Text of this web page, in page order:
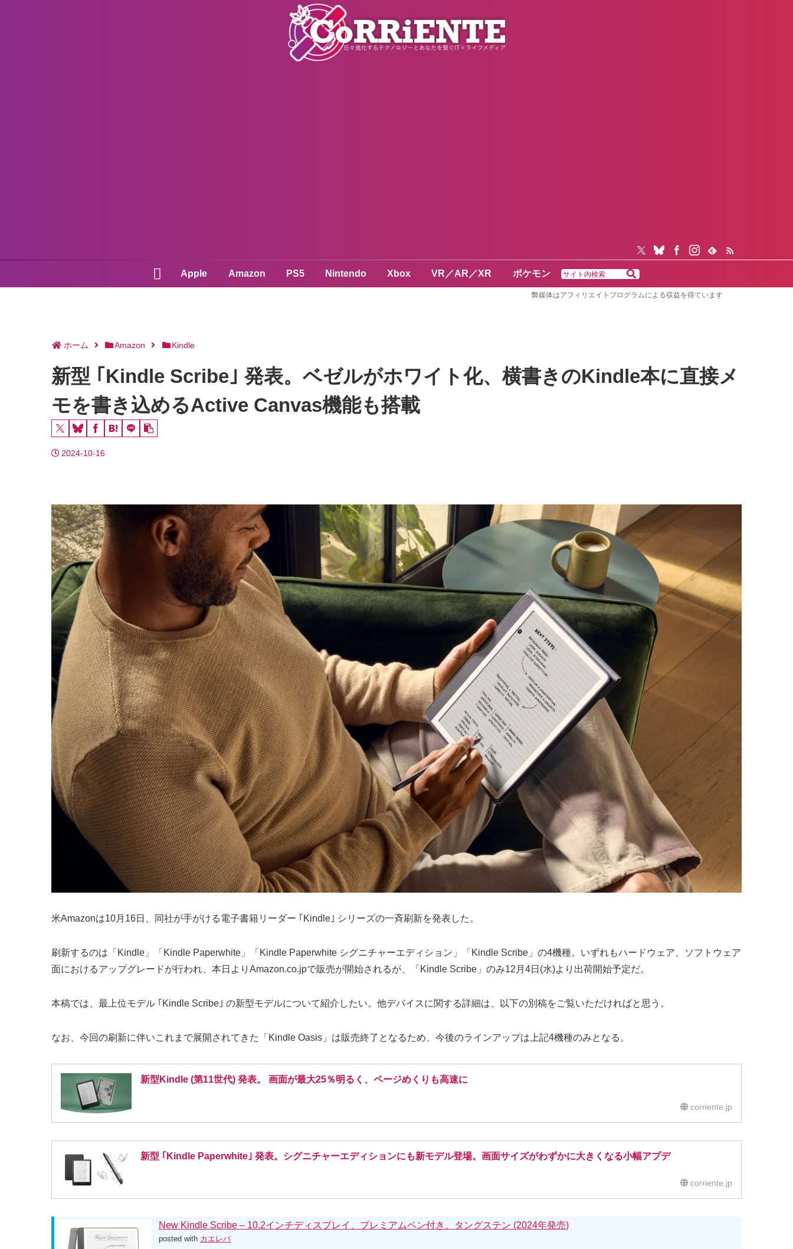
Apple Amazon PS5 Nintendo Xbox VR／AR／XR ポケモン
弊媒体はアフィリエイトプログラムによる収益を得ています
ホーム Amazon Kindle
新型 ｢Kindle Scribe｣ 発表。ベゼルがホワイト化、横書きのKindle本に直接メ
モを書き込めるActive Canvas機能も搭載
2024-10-16
米Amazonは10月16日、同社が手がける電子書籍リーダー ｢Kindle｣ シリーズの一斉刷新を発表した。
刷新するのは「Kindle」「Kindle Paperwhite」「Kindle Paperwhite シグニチャーエディション」「Kindle Scribe」の4機種。いずれもハードウェア、ソフトウェア
面におけるアップグレードが行われ、本日よりAmazon.co.jpで販売が開始されるが、「Kindle Scribe」のみ12月4日(水)より出荷開始予定だ。
本稿では、最上位モデル ｢Kindle Scribe｣ の新型モデルについて紹介したい。他デバイスに関する詳細は、以下の別稿をご覧いただければと思う。
なお、今回の刷新に伴いこれまで展開されてきた「Kindle Oasis」は販売終了となるため、今後のラインアップは上記4機種のみとなる。
新型Kindle (第11世代) 発表。 画面が最大25％明るく、ページめくりも高速に
corriente.jp
新型 ｢Kindle Paperwhite｣ 発表。シグニチャーエディションにも新モデル登場。画面サイズがわずかに大きくなる小幅アプデ
corriente.jp
New Kindle Scribe – 10.2インチディスプレイ、プレミアムペン付き、タングステン (2024年発売)
posted with カエレバ